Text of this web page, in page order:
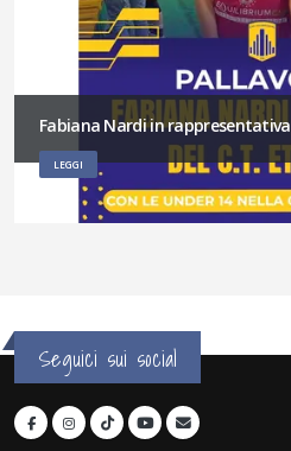
Fabiana Nardi in rappresentativa
LEGGI
Seguici sui social